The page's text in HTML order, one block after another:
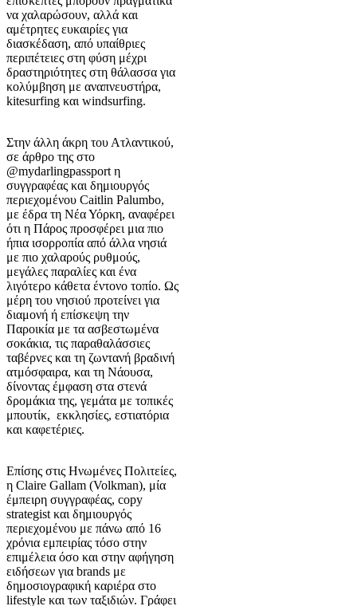
να χαλαρώσουν, αλλά και
αμέτρητες ευκαιρίες για
διασκέδαση, από υπαίθριες
περιπέτειες στη φύση μέχρι
δραστηριότητες στη θάλασσα για
κολύμβηση με αναπνευστήρα,
kitesurfing και windsurfing.
Στην άλλη άκρη του Ατλαντικού,
σε άρθρο της στο
@mydarlingpassport η
συγγραφέας και δημιουργός
περιεχομένου Caitlin Palumbo,
με έδρα τη Νέα Υόρκη, αναφέρει
ότι η Πάρος προσφέρει μια πιο
ήπια ισορροπία από άλλα νησιά
με πιο χαλαρούς ρυθμούς,
μεγάλες παραλίες και ένα
λιγότερο κάθετα έντονο τοπίο. Ως
μέρη του νησιού προτείνει για
διαμονή ή επίσκεψη την
Παροικία με τα ασβεστωμένα
σοκάκια, τις παραθαλάσσιες
ταβέρνες και τη ζωντανή βραδινή
ατμόσφαιρα, και τη Νάουσα,
δίνοντας έμφαση στα στενά
δρομάκια της, γεμάτα με τοπικές
μπουτίκ, εκκλησίες, εστιατόρια
και καφετέριες.
Επίσης στις Ηνωμένες Πολιτείες,
η Claire Gallam (Volkman), μία
έμπειρη συγγραφέας, copy
strategist και δημιουργός
περιεχομένου με πάνω από 16
χρόνια εμπειρίας τόσο στην
επιμέλεια όσο και στην αφήγηση
ειδήσεων για brands με
δημοσιογραφική καριέρα στο
lifestyle και των ταξιδιών. Γράφει